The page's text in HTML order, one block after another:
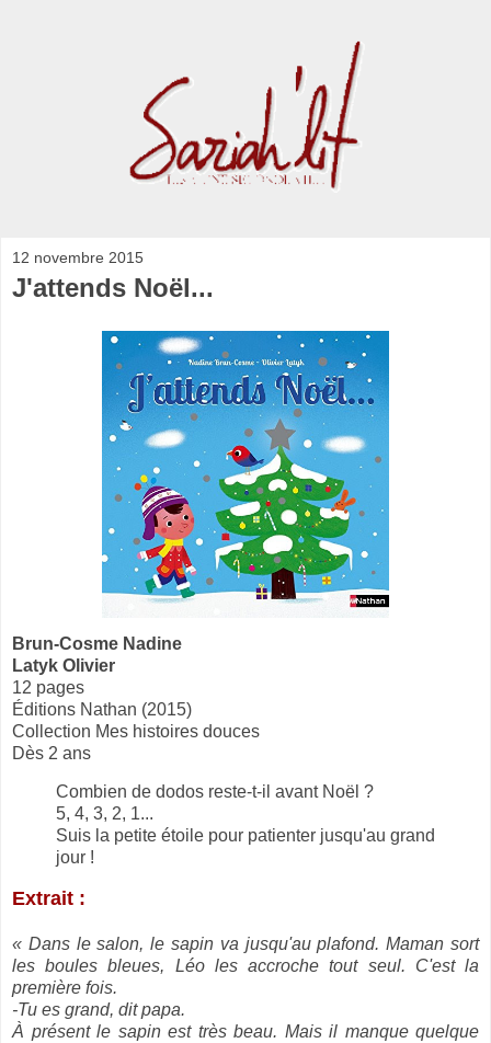
12 novembre 2015
J'attends Noël...
Brun-Cosme Nadine
Latyk Olivier
12 pages
Éditions Nathan (2015)
Collection Mes histoires douces
Dès 2 ans
Combien de dodos reste-t-il avant Noël ?
5, 4, 3, 2, 1...
Suis la petite étoile pour patienter jusqu'au grand
jour !
Extrait :
« Dans le salon, le sapin va jusqu'au plafond. Maman sort
les boules bleues, Léo les accroche tout seul. C'est la
première fois.
-Tu es grand, dit papa.
À présent le sapin est très beau. Mais il manque quelque